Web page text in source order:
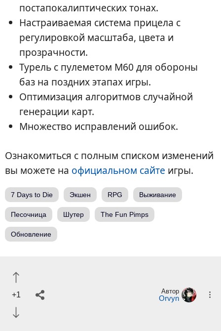
постапокалиптических тонах.
Настраиваемая система прицела с
регулировкой масштаба, цвета и
прозрачности.
Турель с пулеметом M60 для обороны
баз на поздних этапах игры.
Оптимизация алгоритмов случайной
генерации карт.
Множество исправлений ошибок.
Ознакомиться с полным списком изменений
вы можете на официальном сайте игры.
7 Days to Die Экшен RPG Выживание
Песочница Шутер The Fun Pimps
Обновление
+1 Автор
Orvyn